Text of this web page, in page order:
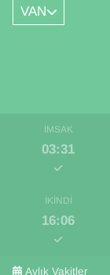
VAN
İMSAK
03:31
İKINDI
16:06
Aylık Vakitler